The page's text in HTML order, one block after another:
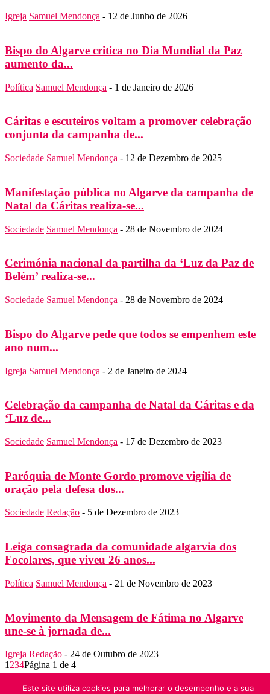
Igreja Samuel Mendonça - 12 de Junho de 2026
Bispo do Algarve critica no Dia Mundial da Paz
aumento da...
Política Samuel Mendonça - 1 de Janeiro de 2026
Cáritas e escuteiros voltam a promover celebração
conjunta da campanha de...
Sociedade Samuel Mendonça - 12 de Dezembro de 2025
Manifestação pública no Algarve da campanha de
Natal da Cáritas realiza-se...
Sociedade Samuel Mendonça - 28 de Novembro de 2024
Cerimónia nacional da partilha da ‘Luz da Paz de
Belém’ realiza-se...
Sociedade Samuel Mendonça - 28 de Novembro de 2024
Bispo do Algarve pede que todos se empenhem este
ano num...
Igreja Samuel Mendonça - 2 de Janeiro de 2024
Celebração da campanha de Natal da Cáritas e da
‘Luz de...
Sociedade Samuel Mendonça - 17 de Dezembro de 2023
Paróquia de Monte Gordo promove vigília de
oração pela defesa dos...
Sociedade Redação - 5 de Dezembro de 2023
Leiga consagrada da comunidade algarvia dos
Focolares, que viveu 26 anos...
Política Samuel Mendonça - 21 de Novembro de 2023
Movimento da Mensagem de Fátima no Algarve
une-se à jornada de...
Igreja Redação - 24 de Outubro de 2023
1 234Página 1 de 4
SOBRE NÓS
Este site utiliza cookies para melhorar o desempenho e a sua